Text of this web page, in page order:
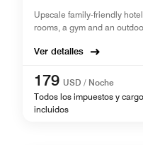
Upscale family-friendly
rooms, a gym and an
Ver detalles
179 USD / Noche
Todos los impuestos y
incluidos